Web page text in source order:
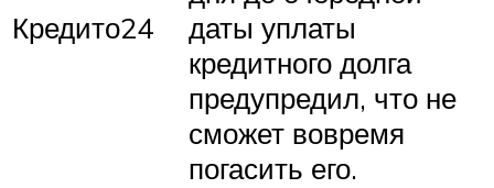
Кредито24
даты уплаты
кредитного долга
предупредил, что не
сможет вовремя
погасить его.